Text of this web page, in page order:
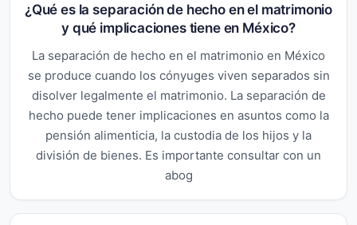
¿Qué es la separación de hecho en el matrimonio
y qué implicaciones tiene en México?
La separación de hecho en el matrimonio en México
se produce cuando los cónyuges viven separados sin
disolver legalmente el matrimonio. La separación de
hecho puede tener implicaciones en asuntos como la
pensión alimenticia, la custodia de los hijos y la
división de bienes. Es importante consultar con un
abog